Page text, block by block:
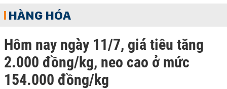
HÀNG HÓA
Hôm nay ngày 11/7, giá tiêu tăng
2.000 đồng/kg, neo cao ở mức
154.000 đồng/kg